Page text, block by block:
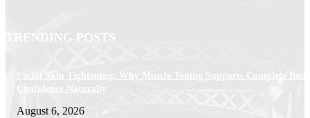
TRENDING POSTS
Facial Skin Tightening: Why Muscle Toning Supports Complete Body
Confidence Naturally
August 6, 2026